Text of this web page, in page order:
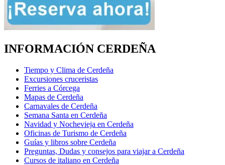
INFORMACIÓN CERDEÑA
Tiempo y Clima de Cerdeña
Excursiones cruceristas
Ferries a Córcega
Mapas de Cerdeña
Carnavales de Cerdeña
Semana Santa en Cerdeña
Navidad y Nochevieja en Cerdeña
Oficinas de Turismo de Cerdeña
Guías y libros sobre Cerdeña
Preguntas, Dudas y consejos para viajar a Cerdeña
Cursos de italiano en Cerdeña